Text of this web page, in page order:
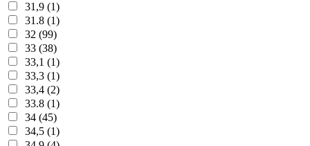
31,9 (1)
31.8 (1)
32 (99)
33 (38)
33,1 (1)
33,3 (1)
33,4 (2)
33.8 (1)
34 (45)
34,5 (1)